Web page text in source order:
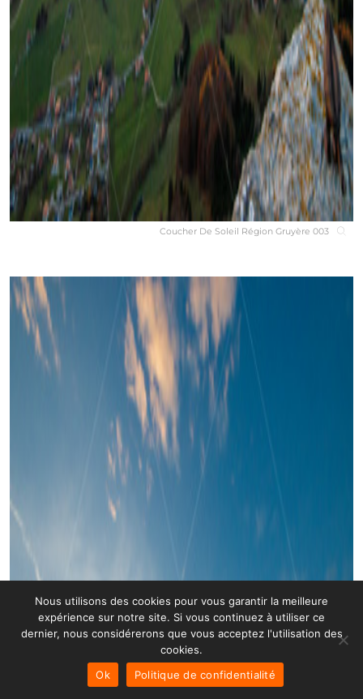
Coucher De Soleil Région Gruyère 003
Nous utilisons des cookies pour vous garantir la meilleure
expérience sur notre site. Si vous continuez à utiliser ce
dernier, nous considérerons que vous acceptez l'utilisation des
cookies.
Ok
Politique de confidentialité